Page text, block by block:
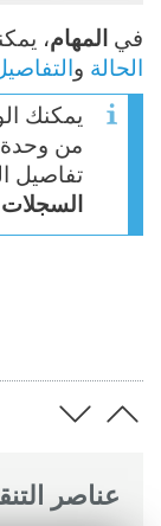
عناصر
في المهام،
الحالة و
يمكنك
من وحدة
تفاصيل
السجلات